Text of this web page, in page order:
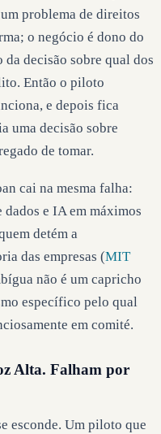
problema de direitos
o negócio é dono do
decisão sobre qual dos
Então o piloto
e depois fica
uma decisão sobre
de tomar.
cai na mesma falha:
e IA em máximos
detém a
das empresas (MIT
não é um capricho
específico pelo qual
em comité.
Alta. Falham por
esconde. Um piloto que